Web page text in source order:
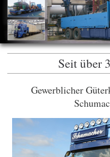
Seit über
Gewerblicher